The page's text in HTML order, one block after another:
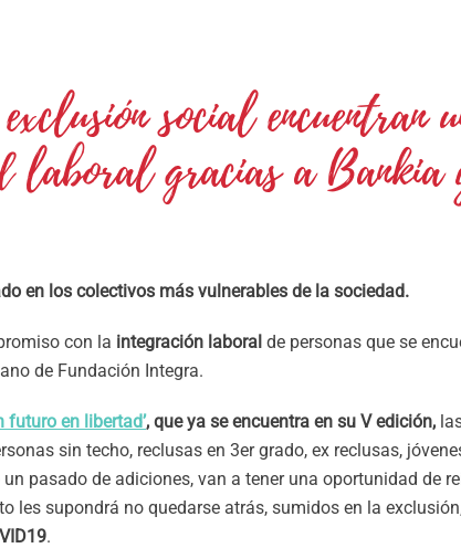
social encuentran
laboral gracias a Bankia
en los colectivos más vulnerables de la sociedad.
con la integración laboral de personas que se
de Fundación Integra.
futuro en libertad’, que ya se encuentra en su V edición,
sin techo, reclusas en 3er grado, ex reclusas,
pasado de adiciones, van a tener una oportunidad de
les supondrá no quedarse atrás, sumidos en la
.